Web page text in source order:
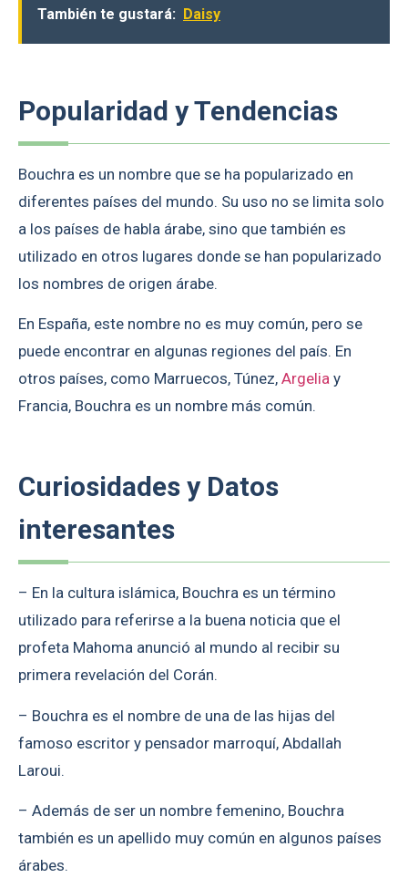
También te gustará: Daisy
Popularidad y Tendencias
Bouchra es un nombre que se ha popularizado en
diferentes países del mundo. Su uso no se limita solo
a los países de habla árabe, sino que también es
utilizado en otros lugares donde se han popularizado
los nombres de origen árabe.
En España, este nombre no es muy común, pero se
puede encontrar en algunas regiones del país. En
otros países, como Marruecos, Túnez, Argelia y
Francia, Bouchra es un nombre más común.
Curiosidades y Datos
interesantes
– En la cultura islámica, Bouchra es un término
utilizado para referirse a la buena noticia que el
profeta Mahoma anunció al mundo al recibir su
primera revelación del Corán.
– Bouchra es el nombre de una de las hijas del
famoso escritor y pensador marroquí, Abdallah
Laroui.
– Además de ser un nombre femenino, Bouchra
también es un apellido muy común en algunos países
árabes.